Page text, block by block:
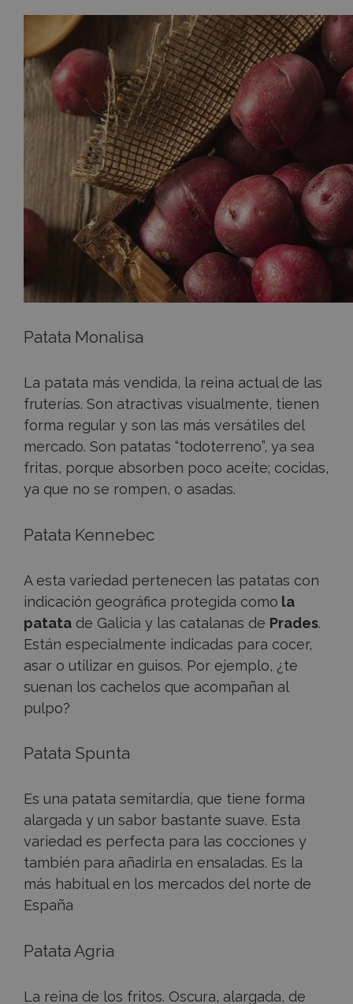
Patata Monalisa
La patata más vendida, la reina actual de las
fruterías. Son atractivas visualmente, tienen
forma regular y son las más versátiles del
mercado. Son patatas “todoterreno”, ya sea
fritas, porque absorben poco aceite; cocidas,
ya que no se rompen, o asadas.
Patata Kennebec
A esta variedad pertenecen las patatas con
indicación geográfica protegida como la
patata de Galicia y las catalanas de Prades.
Están especialmente indicadas para cocer,
asar o utilizar en guisos. Por ejemplo, ¿te
suenan los cachelos que acompañan al
pulpo?
Patata Spunta
Es una patata semitardía, que tiene forma
alargada y un sabor bastante suave. Esta
variedad es perfecta para las cocciones y
también para añadirla en ensaladas. Es la
más habitual en los mercados del norte de
España
Patata Agria
La reina de los fritos. Oscura, alargada, de